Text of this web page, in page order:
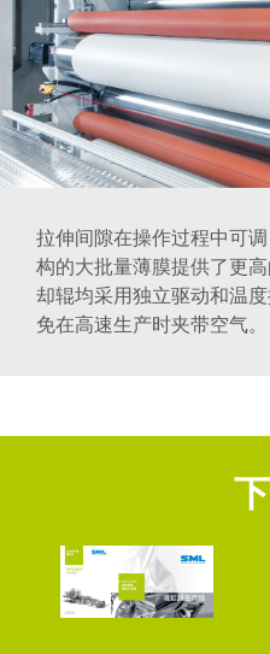
拉伸间隙在操作过程中可
构的大批量薄膜提供了更
却辊均采用独立驱动和温
免在高速生产时夹带空气。